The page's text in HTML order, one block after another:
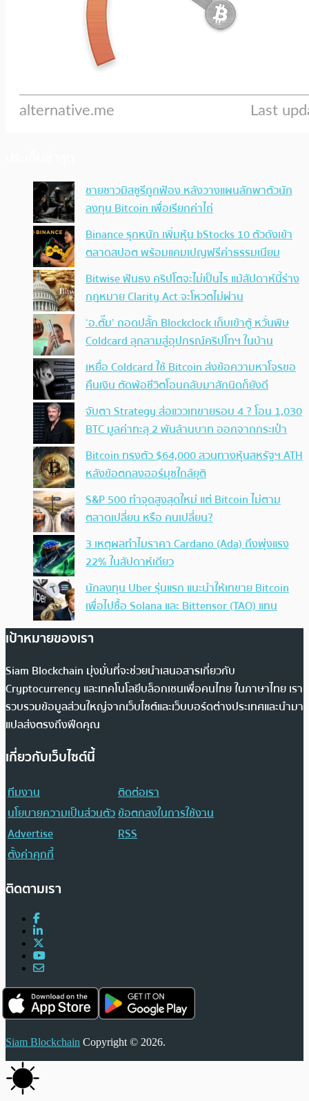
ชายชาวมิสซูรีถูกฟ้อง หลังวางแผนลักพาตัวนัก
ลงทุน Bitcoin เพื่อเรียกค่าไถ่
Binance รุกหนัก เพิ่มหุ้น bStocks 10 ตัวดังเข้า
ตลาดสปอต พร้อมแคมเปญฟรีค่าธรรมเนียม
Bitwise ฟันธง คริปโตจะไม่เป็นไร แม้สัปดาห์นี้ร่าง
กฎหมาย Clarity Act จะโหวตไม่ผ่าน
‘อ.ตั๊ม’ ถอดปลั้ก Blockclock เก็บเข้าตู้ หวั่นพิษ
Coldcard ลุกลามสู่อุปกรณ์คริปโทฯ ในบ้าน
เหยื่อ Coldcard ใช้ Bitcoin ส่งข้อความหาโจรขอ
คืนเงิน ตัดพ้อชีวิตโอนกลับมาสักนิดก็ยังดี
จับตา Strategy ส่อแววเทขายรอบ 4 ? โอน 1,030
BTC มูลค่าทะลุ 2 พันล้านบาท ออกจากกระเป๋า
Bitcoin ทรงตัว $64,000 สวนทางหุ้นสหรัฐฯ ATH
หลังข้อตกลงฮอร์มุซใกล้ยุติ
S&P 500 ทำจุดสูงสุดใหม่ แต่ Bitcoin ไม่ตาม
ตลาดเปลี่ยน หรือ คนเปลี่ยน?
3 เหตุผลทำไมราคา Cardano (Ada) ถึงพุ่งแรง
22% ในสัปดาห์เดียว
นักลงทุน Uber รุ่นแรก แนะนำให้เทขาย Bitcoin
เพื่อไปซื้อ Solana และ Bittensor (TAO) แทน
เป้าหมายของเรา
Siam Blockchain มุ่งมั่นที่จะช่วยนำเสนอสารเกี่ยวกับ
Cryptocurrency และเทคโนโลยีบล็อกเชนเพื่อคนไทย ในภาษาไทย เรา
รวบรวมข้อมูลส่วนใหญ่จากเว็บไซต์และเว็บบอร์ดต่างประเทศและนำมา
แปลส่งตรงถึงฟีดคุณ
เกี่ยวกับเว็บไซต์นี้
ทีมงาน
ติดต่อเรา
นโยบายความเป็นส่วนตัวข้อตกลงในการใช้งาน
Advertise
RSS
ตั้งค่าคุกกี้
ติดตามเรา
Siam Blockchain Copyright © 2026.